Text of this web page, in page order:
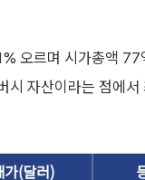
오르며 시가총액
자산이라는 점에서